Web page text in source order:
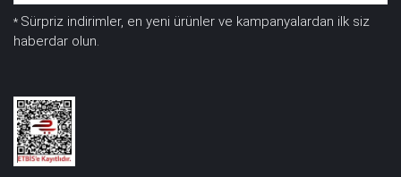
* Sürpriz indirimler, en yeni ürünler ve kampanyalardan ilk siz
haberdar olun.